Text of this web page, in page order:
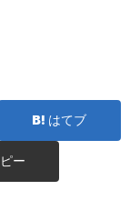
はてブ
ー